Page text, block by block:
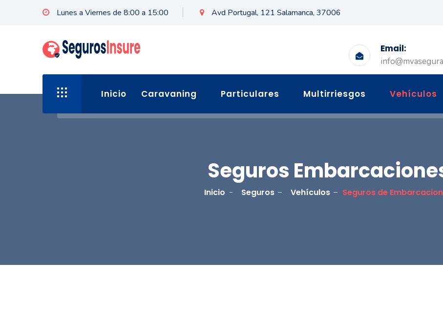
Lunes a Viernes de 8:00 a 15:00 Avd Portugal, 121 Salamanca, 37006
Email:
Inicio Caravaning Particulares Multirriesgos Vehículos
Seguros
Inicio Seguros Vehículos Seguros de